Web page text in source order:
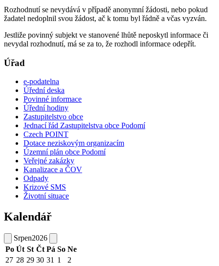
Rozhodnutí se nevydává v případě anonymní žádosti, nebo pokud
žadatel nedoplnil svou žádost, ač k tomu byl řádně a včas vyzván.
Jestliže povinný subjekt ve stanovené lhůtě neposkytl informace či
nevydal rozhodnutí, má se za to, že rozhodl informace odepřít.
Úřad
e-podatelna
Úřední deska
Povinné informace
Úřední hodiny
Zastupitelstvo obce
Jednací řád Zastupitelstva obce Podomí
Czech POINT
Dotace neziskovým organizacím
Územní plán obce Podomí
Veřejné zakázky
Kanalizace a ČOV
Odpady
Krizové SMS
Životní situace
Kalendář
Srpen2026
Po Út St Čt Pá So Ne
27 28 29 30 31 1
2